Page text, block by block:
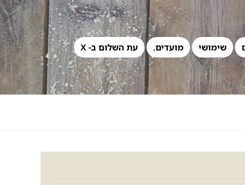
שימושי מועדים. עת השלום ב- X